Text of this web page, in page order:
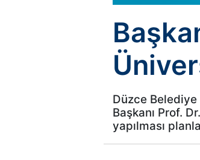
Düzce Belediye
Başkanı Prof.
yapılması